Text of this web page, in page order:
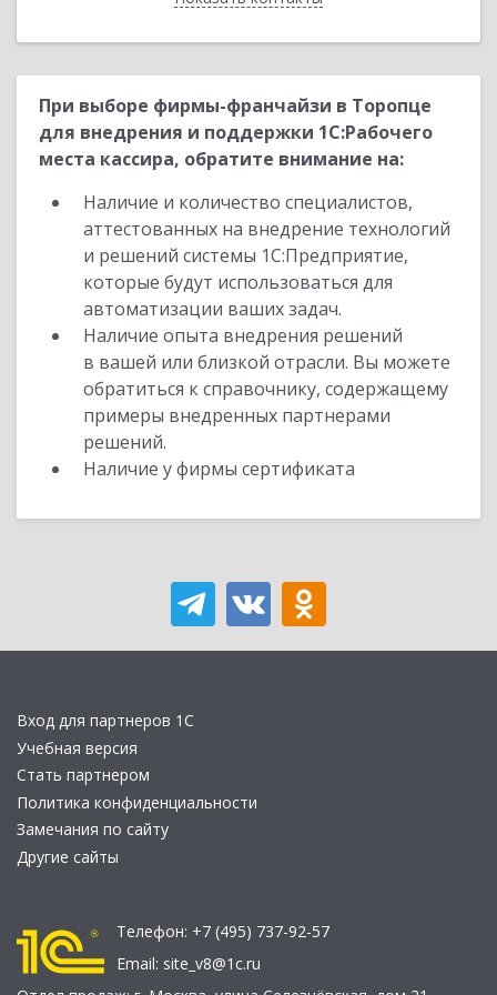
При выборе фирмы-франчайзи в Торопце
для внедрения и поддержки 1С:Рабочего
места кассира, обратите внимание на:
Наличие и количество специалистов,
аттестованных на внедрение технологий
и решений системы 1С:Предприятие,
которые будут использоваться для
автоматизации ваших задач.
Наличие опыта внедрения решений
в вашей или близкой отрасли. Вы можете
обратиться к справочнику, содержащему
примеры внедренных партнерами
решений.
Наличие у фирмы сертификата
Вход для партнеров 1С
Учебная версия
Стать партнером
Политика конфиденциальности
Замечания по сайту
Другие сайты
Телефон: +7 (495) 737-92-57
Email: site_v8@1c.ru